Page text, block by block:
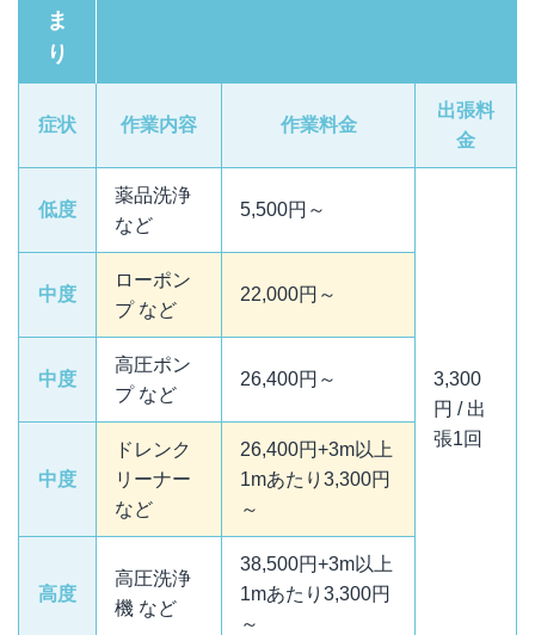
ま
り
症状 作業内容 作業料金
出張料
金
低度
薬品洗浄
など
5,500円～
3,300
円 / 出
張1回
中度
ローポン
プ など
22,000円～
中度
高圧ポン
プ など
26,400円～
中度
ドレンク
リーナー
など
26,400円+3m以上
1mあたり3,300円
～
高度
高圧洗浄
機 など
38,500円+3m以上
1mあたり3,300円
～